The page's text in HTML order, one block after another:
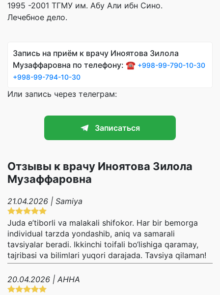
1995 -2001 ТГМУ им. Абу Али ибн Сино.
Лечебное дело.
Запись на приём к врачу Иноятова Зилола
Музаффаровна по телефону: ☎️ +998-99-790-10-30
+998-99-794-10-30
Или запись через телеграм:
Записаться
Отзывы к врачу Иноятова Зилола
Музаффаровна
21.04.2026 | Samiya
Juda e’tiborli va malakali shifokor. Har bir bemorga
individual tarzda yondashib, aniq va samarali
tavsiyalar beradi. Ikkinchi toifali bo‘lishiga qaramay,
tajribasi va bilimlari yuqori darajada. Tavsiya qilaman!
20.04.2026 | АННА